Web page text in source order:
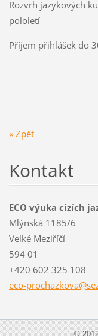
Rozvrh jazykových
pololetí
Příjem přihlášek do
« Zpět
Kontakt
ECO výuka cizích
Mlýnská 1185/6
Velké Meziříčí
594 01
+420 602 325 108
eco-prochazkova@
©